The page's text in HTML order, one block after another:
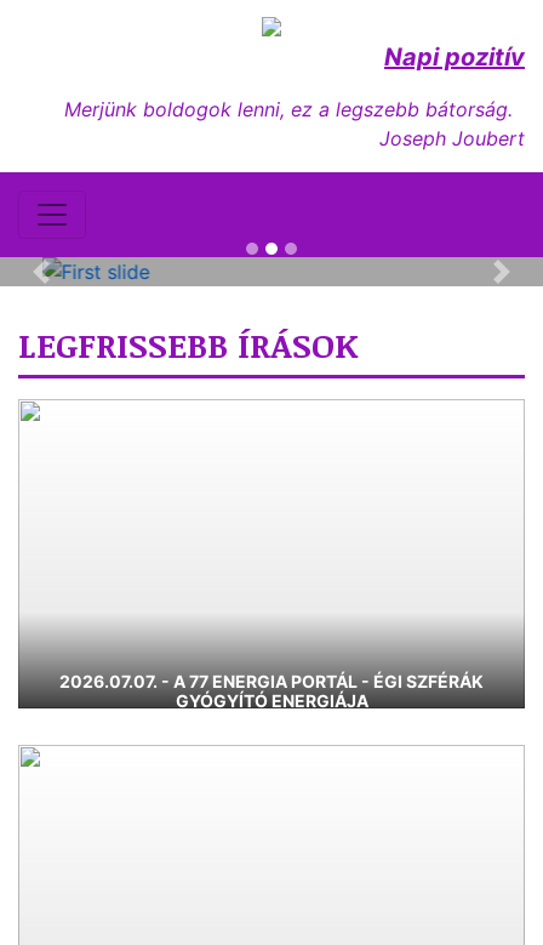
Napi pozitív
Merjünk boldogok lenni, ez a legszebb bátorság.
Joseph Joubert
A mai nap Angyal üzenete - Minden jó,
amit tettél, most visszatér hozzád!
Previous Next
LEGFRISSEBB ÍRÁSOK
2026.07.07. - A 77 ENERGIA PORTÁL - ÉGI SZFÉRÁK
GYÓGYÍTÓ ENERGIÁJA